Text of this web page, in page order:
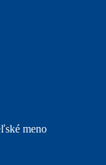
meno